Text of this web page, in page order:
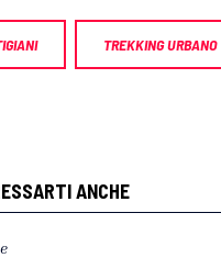
TREKKING URBANO
ANCHE